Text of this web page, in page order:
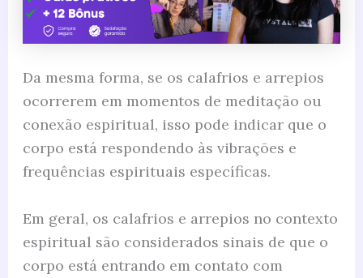
Da mesma forma, se os calafrios e arrepios
ocorrerem em momentos de meditação ou
conexão espiritual, isso pode indicar que o
corpo está respondendo às vibrações e
frequências espirituais específicas.
Em geral, os calafrios e arrepios no contexto
espiritual são considerados sinais de que o
corpo está entrando em contato com